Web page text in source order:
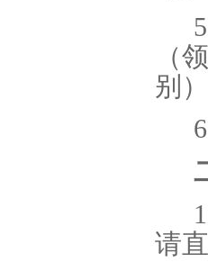
（
别
请